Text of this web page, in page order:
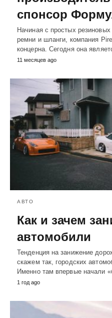
спонсор
Начиная с простых
ремни и шланги, компания
концерна. Сегодня она
11 месяцев ago
АВТО
Как и зачем
автомобили
Тенденция на занижение
скажем так, городских
Именно там впервые начали
1 год ago